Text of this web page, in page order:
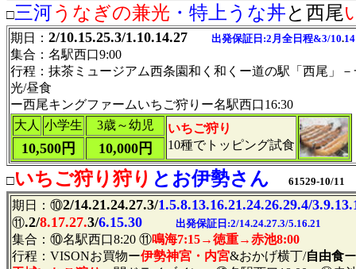
□三河うなぎの兼光 ・特上うな丼と西尾
期日： 2/10.15.25.3/1.10.14.27 出発保証日:2月全日程&3/10.14
集合：名駅西口9:00
行程：抹茶ミュージアム西条園和く和くー道の駅「西尾」
光/昼食
ー西尾キングファームいちご狩りー名駅西口16:30
大人 小学生 3歳～幼児
いちご狩り
10種でトッピング試食
10,500円 10,000円
□いちご狩り狩り とお伊勢さん 61529-10/11
期日：⑩2/14.21.24.27.3/1.5.8.13.16.21.24.26.29.4/
⑪.2/8.17.27.3/6.15.30 出発保証日:2/14.24.27.3/5.16.21
集合：⑩名駅西口8:20 ⑪鳴海7:15→徳重→赤池8:00
行程：VISONお買物ー伊勢神宮・内宮&おかげ横丁/自由食